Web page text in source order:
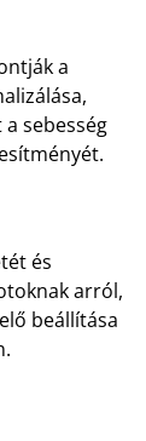
a
sebesség
és
arról,
beállítása